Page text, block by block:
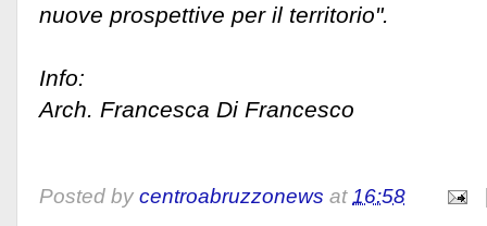
nuove prospettive per il territorio".
Info:
Arch. Francesca Di Francesco
Posted by centroabruzzonews at16:58